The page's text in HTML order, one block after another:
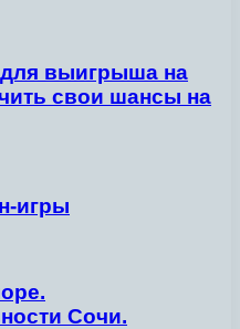
выигрыша на
свои шансы на
игры
Сочи.